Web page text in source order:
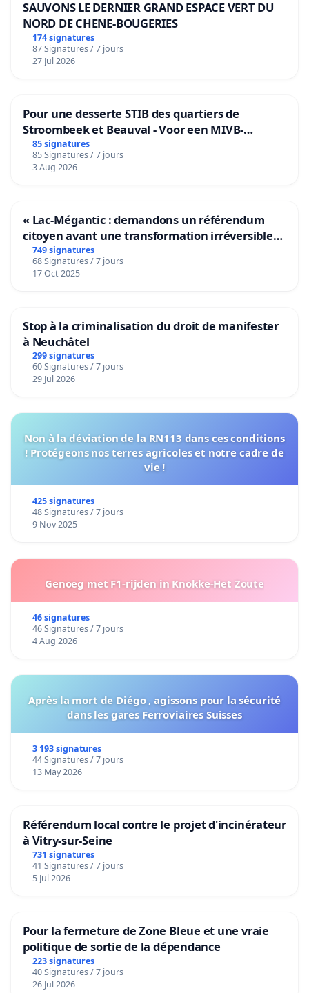
SAUVONS LE DERNIER GRAND ESPACE VERT DU
NORD DE CHENE-BOUGERIES
174 signatures
87 Signatures / 7 jours
27 Jul 2026
Pour une desserte STIB des quartiers de
Stroombeek et Beauval - Voor een MIVB-
bediening van de wijken Strombeek en Het
Voor
85 signatures
85 Signatures / 7 jours
3 Aug 2026
« Lac-Mégantic : demandons un référendum
citoyen avant une transformation irréversible
de notre territoire »
749 signatures
68 Signatures / 7 jours
17 Oct 2025
Stop à la criminalisation du droit de manifester
à Neuchâtel
299 signatures
60 Signatures / 7 jours
29 Jul 2026
Non à la déviation de la RN113 dans ces conditions
! Protégeons nos terres agricoles et notre cadre de
vie !
425 signatures
48 Signatures / 7 jours
9 Nov 2025
Genoeg met F1-rijden in Knokke-Het Zoute
46 signatures
46 Signatures / 7 jours
4 Aug 2026
Après la mort de Diégo , agissons pour la sécurité
dans les gares Ferroviaires Suisses
3 193 signatures
44 Signatures / 7 jours
13 May 2026
Référendum local contre le projet d'incinérateur
à Vitry-sur-Seine
731 signatures
41 Signatures / 7 jours
5 Jul 2026
Pour la fermeture de Zone Bleue et une vraie
politique de sortie de la dépendance
223 signatures
40 Signatures / 7 jours
26 Jul 2026